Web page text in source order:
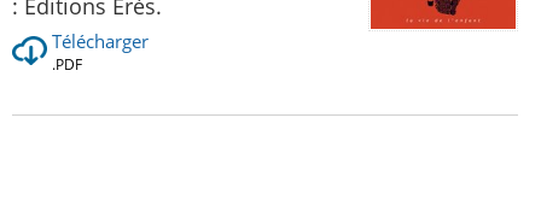
: Éditions Érès.
Télécharger
.PDF